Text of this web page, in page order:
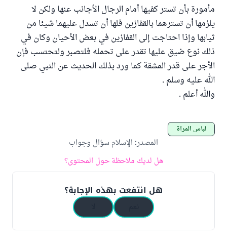
مأمورة بأن تستر كفيها أمام الرجال الأجانب عنها ولكن لا
يلزمها أن تسترهما بالقفازين فلها أن تسدل عليهما شيئا من
ثيابها وإذا احتاجت إلى القفازين في بعض الأحيان وكان في
ذلك نوع ضيق عليها تقدر على تحمله فلتصبر ولتحتسب فإن
الأجر على قدر المشقة كما ورد بذلك الحديث عن النبي صلى
الله عليه وسلم .
والله أعلم .
لباس المرأة
المصدر: الإسلام سؤال وجواب
هل لديك ملاحظة حول المحتوى؟
هل انتفعت بهذه الإجابة؟